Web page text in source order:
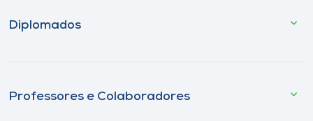
Diplomados
Professores e Colaboradores